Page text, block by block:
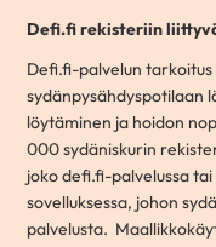
Defi.fi rekisteriin
Defi.fi-palvelun
sydänpysähdyspotilaan
löytäminen ja hoidon
000 sydäniskurin
joko defi.fi-palvelussa tai
sovelluksessa, johon
palvelusta.